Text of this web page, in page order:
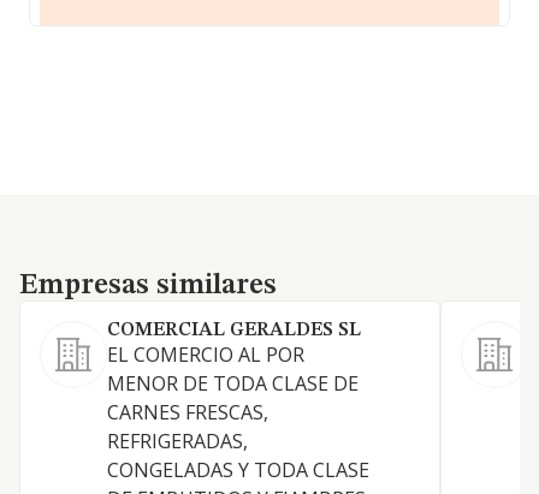
Empresas similares
Empresas similares
COMERCIAL GERALDES SL
EL COMERCIO AL POR
MENOR DE TODA CLASE DE
CARNES FRESCAS,
REFRIGERADAS,
CONGELADAS Y TODA CLASE